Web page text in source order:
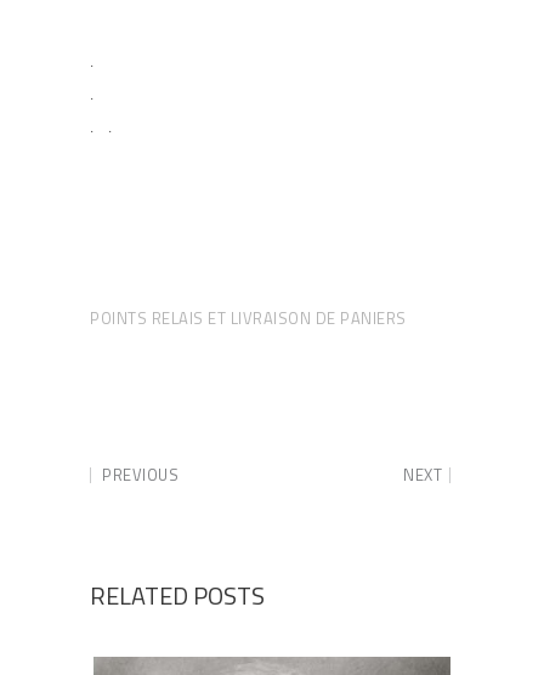
.
.
. .
POINTS RELAIS ET LIVRAISON DE PANIERS
PREVIOUS NEXT
RELATED POSTS